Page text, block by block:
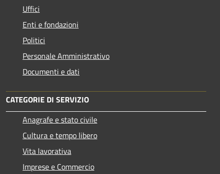
Uffici
Enti e fondazioni
Politici
Personale Amministrativo
Documenti e dati
CATEGORIE DI SERVIZIO
Anagrafe e stato civile
Cultura e tempo libero
Vita lavorativa
Imprese e Commercio